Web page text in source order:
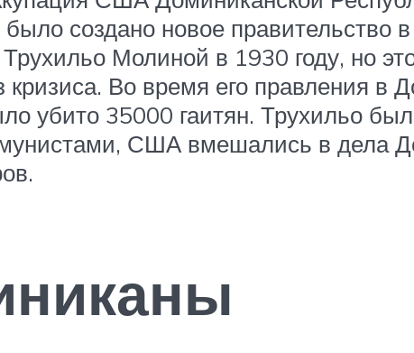
создано новое правительство
Молиной в 1930 году, но
кризиса. Во время его правления в
убито 35000 гаитян. Трухильо
США вмешались в дела